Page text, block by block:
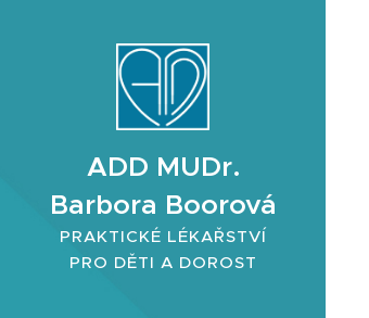
ADD MUDr.
Barbora Boorová
s.r.o.
PRAKTICKÉ LÉKAŘSTVÍ
PRO DĚTI A DOROST